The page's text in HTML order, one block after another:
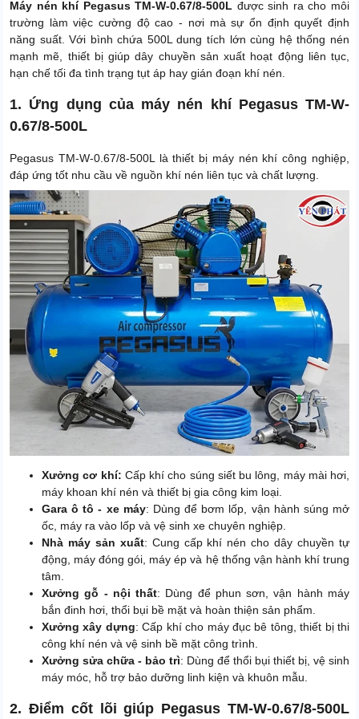
Máy nén khí Pegasus TM-W-0.67/8-500L được sinh ra cho môi
trường làm việc cường độ cao - nơi mà sự ổn định quyết định
năng suất. Với bình chứa 500L dung tích lớn cùng hệ thống nén
mạnh mẽ, thiết bị giúp dây chuyền sản xuất hoạt động liên tục,
hạn chế tối đa tình trạng tụt áp hay gián đoạn khí nén.
1. Ứng dụng của máy nén khí Pegasus TM-W-
0.67/8-500L
Pegasus TM-W-0.67/8-500L là thiết bị máy nén khí công nghiệp,
đáp ứng tốt nhu cầu về nguồn khí nén liên tục và chất lượng.
Xưởng cơ khí: Cấp khí cho súng siết bu lông, máy mài hơi,
máy khoan khí nén và thiết bị gia công kim loại.
Gara ô tô - xe máy: Dùng để bơm lốp, vận hành súng mở
ốc, máy ra vào lốp và vệ sinh xe chuyên nghiệp.
Nhà máy sản xuất: Cung cấp khí nén cho dây chuyền tự
động, máy đóng gói, máy ép và hệ thống vận hành khí trung
tâm.
Xưởng gỗ - nội thất: Dùng để phun sơn, vận hành máy
bắn đinh hơi, thổi bụi bề mặt và hoàn thiện sản phẩm.
Xưởng xây dựng: Cấp khí cho máy đục bê tông, thiết bị thi
công khí nén và vệ sinh bề mặt công trình.
Xưởng sửa chữa - bảo trì: Dùng để thổi bụi thiết bị, vệ sinh
máy móc, hỗ trợ bảo dưỡng linh kiện và khuôn mẫu.
2. Điểm cốt lõi giúp Pegasus TM-W-0.67/8-500L